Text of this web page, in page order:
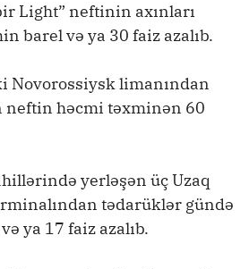
Light” neftinin axınları
barel və ya 30 faiz azalıb.
Novorossiysk limanından
neftin həcmi təxminən 60
yerləşən üç Uzaq
tədarüklər gündə
ya 17 faiz azalıb.